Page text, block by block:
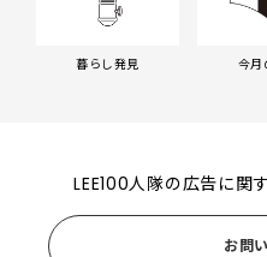
暮らし発見 今月
LEE100人隊の広告に関
お問